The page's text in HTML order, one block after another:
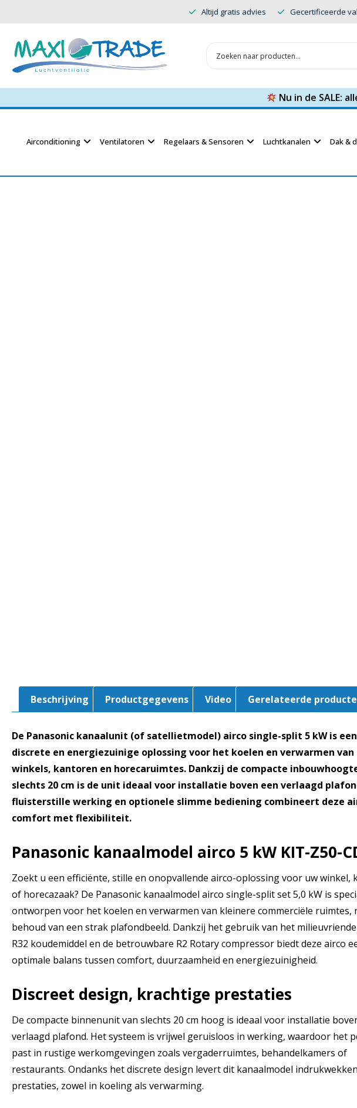
Altijd gratis advies Gecertificeerde
Nu in de SALE:
Airconditioning Ventilatoren Regelaars & Sensoren Luchtkanalen Dak &
Beschrijving Productgegevens Video Gerelateerde
De Panasonic kanaalunit (of satellietmodel) airco single-split 5 kW is een
discrete en energiezuinige oplossing voor het koelen en verwarmen van
winkels, kantoren en horecaruimtes. Dankzij de compacte
slechts 20 cm is de unit ideaal voor installatie boven een verlaagd
fluisterstille werking en optionele slimme bediening combineert deze
comfort met flexibiliteit.
Panasonic kanaalmodel airco 5 kW KIT-Z50-
Zoekt u een efficiënte, stille en onopvallende airco-oplossing voor uw winkel,
of horecazaak? De Panasonic kanaalmodel airco single-split set 5,0 kW is
ontworpen voor het koelen en verwarmen van kleinere commerciële ruimtes,
behoud van een strak plafondbeeld. Dankzij het gebruik van het
R32 koudemiddel en de betrouwbare R2 Rotary compressor biedt deze airco
optimale balans tussen comfort, duurzaamheid en energiezuinigheid.
Discreet design, krachtige prestaties
De compacte binnenunit van slechts 20 cm hoog is ideaal voor installatie
verlaagd plafond. Het systeem is vrijwel geruisloos in werking, waardoor het
past in rustige werkomgevingen zoals vergaderruimtes, behandelkamers of
restaurants. Ondanks het discrete design levert dit kanaalmodel
prestaties, zowel in koeling als verwarming.